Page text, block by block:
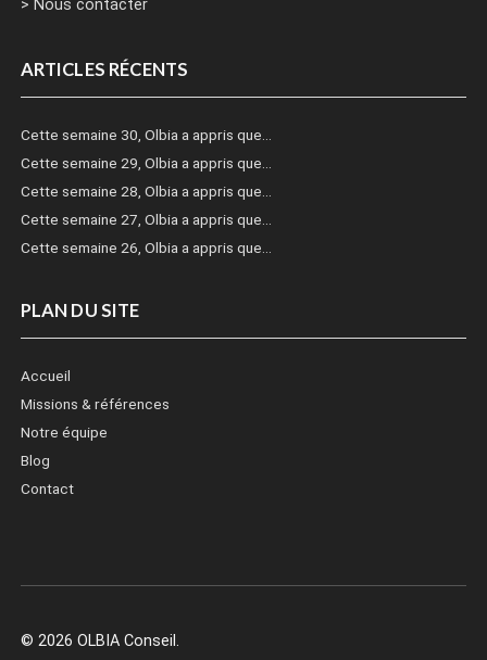
> Nous contacter
ARTICLES RÉCENTS
Cette semaine 30, Olbia a appris que…
Cette semaine 29, Olbia a appris que…
Cette semaine 28, Olbia a appris que…
Cette semaine 27, Olbia a appris que…
Cette semaine 26, Olbia a appris que…
PLAN DU SITE
Accueil
Missions & références
Notre équipe
Blog
Contact
© 2026 OLBIA Conseil.